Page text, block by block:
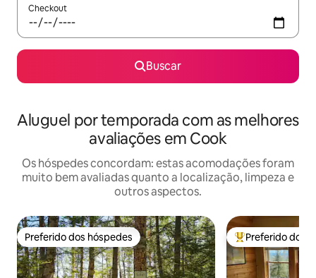
Checkout
Buscar
Aluguel por temporada com as melhores
avaliações em Cook
Os hóspedes concordam: estas acomodações foram
muito bem avaliadas quanto a localização, limpeza e
outros aspectos.
Preferido dos hóspedes
Preferido dos hóspedes Entre os
Preferido dos